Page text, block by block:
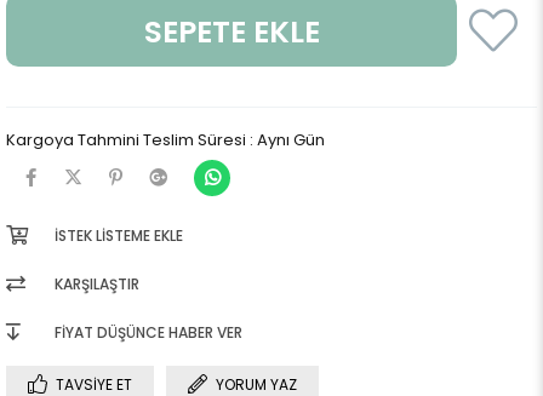
Kargoya Tahmini Teslim Süresi : Aynı Gün
İSTEK LISTEME EKLE
KARŞILAŞTIR
FIYAT DÜŞÜNCE HABER VER
TAVSIYE ET
YORUM YAZ